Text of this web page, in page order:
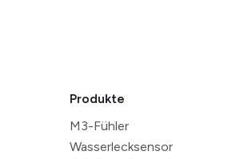
Produkte
M3-Fühler
Wasserlecksensor